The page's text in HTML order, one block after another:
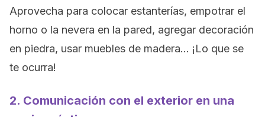
Aprovecha para colocar estanterías, empotrar el
horno o la nevera en la pared, agregar decoración
en piedra, usar muebles de madera… ¡Lo que se
te ocurra!
2. Comunicación con el exterior en una